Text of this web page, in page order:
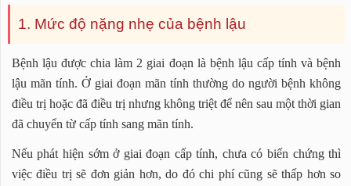
1. Mức độ nặng nhẹ của bệnh lậu
Bệnh lậu được chia làm 2 giai đoạn là bệnh lậu cấp tính và bệnh
lậu mãn tính. Ở giai đoạn mãn tính thường do người bệnh không
điều trị hoặc đã điều trị nhưng không triệt để nên sau một thời gian
đã chuyển từ cấp tính sang mãn tính.
Nếu phát hiện sớm ở giai đoạn cấp tính, chưa có biến chứng thì
việc điều trị sẽ đơn giản hơn, do đó chi phí cũng sẽ thấp hơn so